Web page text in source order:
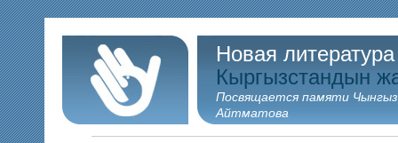
Новая
Кыргызстандын
Посвящается памяти
Айтматова